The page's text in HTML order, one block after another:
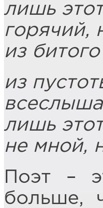
лишь
горячий,
из
из
лишь
не мной,
Поэт –
больше,